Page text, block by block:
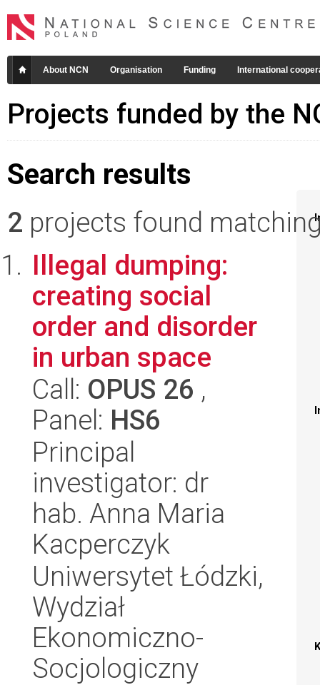
About NCN Organisation Funding International
Projects funded by the
Search results
2 projects found
Illegal dumping:
creating social
order and disorder
in urban space
Call: OPUS 26 ,
Panel: HS6
Principal
investigator: dr
hab. Anna Maria
Kacperczyk
Uniwersytet Łódzki,
Wydział
Ekonomiczno-
Socjologiczny